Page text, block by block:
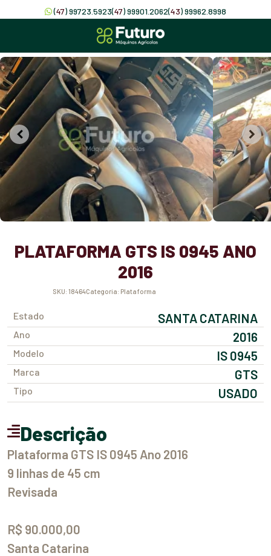
(47) 99723.5923(47) 99901.2062(43) 99962.8998
PLATAFORMA GTS IS 0945 ANO
2016
SKU: 18464 Categoria: Plataforma
Estado SANTA CATARINA
Ano 2016
Modelo IS 0945
Marca GTS
Tipo USADO
Descrição
Plataforma GTS IS 0945 Ano 2016
9 linhas de 45 cm
Revisada
R$ 90.000,00
Santa Catarina